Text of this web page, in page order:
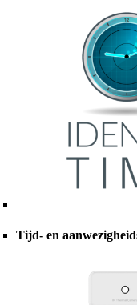
Tijd- en